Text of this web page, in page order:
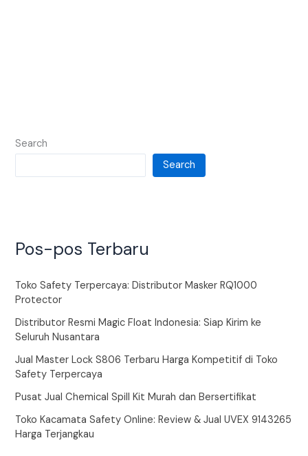
Search
Search
Pos-pos Terbaru
Toko Safety Terpercaya: Distributor Masker RQ1000
Protector
Distributor Resmi Magic Float Indonesia: Siap Kirim ke
Seluruh Nusantara
Jual Master Lock S806 Terbaru Harga Kompetitif di Toko
Safety Terpercaya
Pusat Jual Chemical Spill Kit Murah dan Bersertifikat
Toko Kacamata Safety Online: Review & Jual UVEX 9143265
Harga Terjangkau